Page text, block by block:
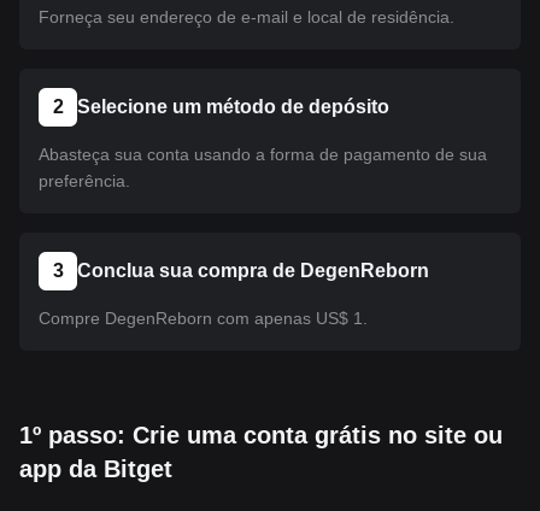
Forneça seu endereço de e-mail e local de residência.
2 Selecione um método de depósito
Abasteça sua conta usando a forma de pagamento de sua
preferência.
3 Conclua sua compra de DegenReborn
Compre DegenReborn com apenas US$ 1.
1º passo: Crie uma conta grátis no site ou
app da Bitget